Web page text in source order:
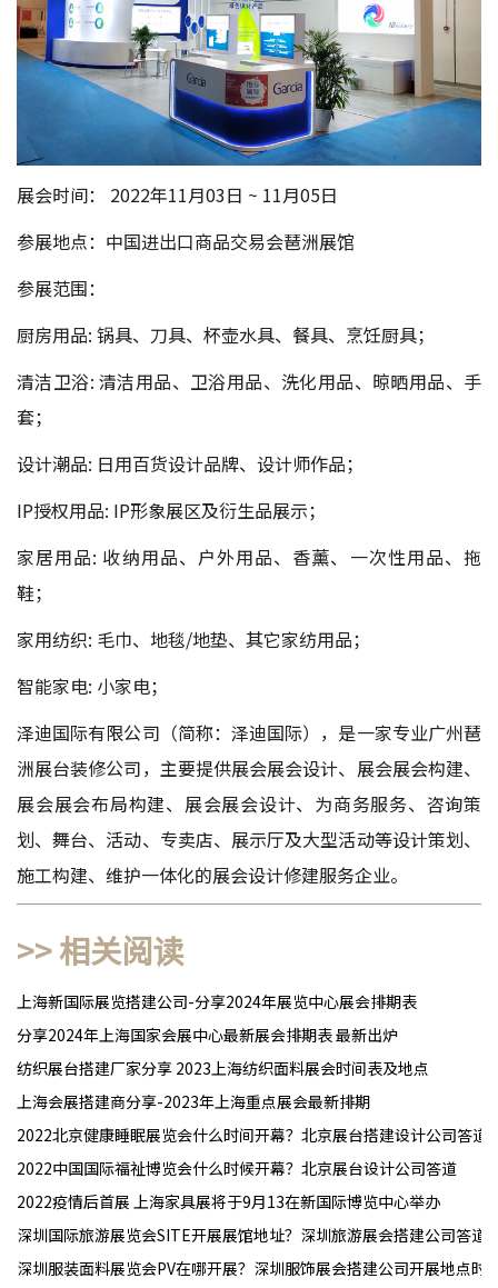
展会时间： 2022年11月03日 ~ 11月05日
参展地点：中国进出口商品交易会琶洲展馆
参展范围：
厨房用品: 锅具、刀具、杯壶水具、餐具、烹饪厨具；
清洁卫浴: 清洁用品、卫浴用品、洗化用品、晾晒用品、手
套；
设计潮品: 日用百货设计品牌、设计师作品；
IP授权用品: IP形象展区及衍生品展示；
家居用品: 收纳用品、户外用品、香薰、一次性用品、拖
鞋；
家用纺织: 毛巾、地毯/地垫、其它家纺用品；
智能家电: 小家电；
泽迪国际有限公司（简称：泽迪国际），是一家专业广州琶
洲展台装修公司，主要提供展会展会设计、展会展会构建、
展会展会布局构建、展会展会设计、为商务服务、咨询策
划、舞台、活动、专卖店、展示厅及大型活动等设计策划、
施工构建、维护一体化的展会设计修建服务企业。
>> 相关阅读
上海新国际展览搭建公司-分享2024年展览中心展会排期表
分享2024年上海国家会展中心最新展会排期表 最新出炉
纺织展台搭建厂家分享 2023上海纺织面料展会时间表及地点
上海会展搭建商分享-2023年上海重点展会最新排期
2022北京健康睡眠展览会什么时间开幕？北京展台搭建设计公司答道
2022中国国际福祉博览会什么时候开幕？北京展台设计公司答道
2022疫情后首展 上海家具展将于9月13在新国际博览中心举办
深圳国际旅游展览会SITE开展展馆地址？深圳旅游展会搭建公司答道
深圳服装面料展览会PV在哪开展？深圳服饰展会搭建公司开展地点时